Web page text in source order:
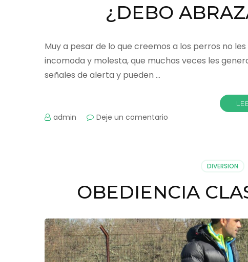
¿DEBO
Muy a pesar de lo que creemos a los perros no
incomoda y molesta, que muchas veces les
señales de alerta y pueden …
admin Deje un comentario
DIVERSION
OBEDIENCIA